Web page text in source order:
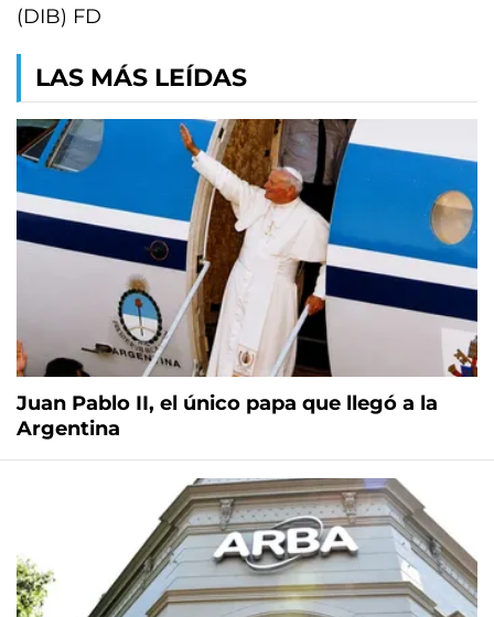
(DIB) FD
LAS MÁS LEÍDAS
Juan Pablo II, el único papa que llegó a la
Argentina